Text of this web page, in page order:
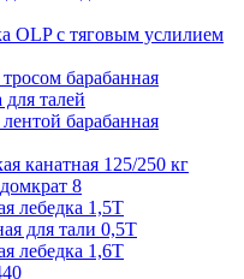
OLP с тяговым услилием
барабанная
для талей
барабанная
канатная 125/250 кг
8
лебедка 1,5Т
для тали 0,5Т
лебедка 1,6Т